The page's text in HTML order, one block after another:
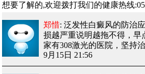
想要了解的,欢迎拨打我们的健康热线
郑惜: 泛发性白癜风的防治
损越严重说明越拖不得，早
家有308激光的医院，坚持
9月15日 21:56